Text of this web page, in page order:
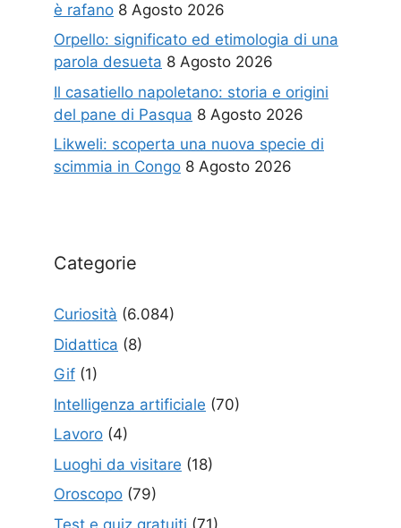
è rafano 8 Agosto 2026
Orpello: significato ed etimologia di una
parola desueta 8 Agosto 2026
Il casatiello napoletano: storia e origini
del pane di Pasqua 8 Agosto 2026
Likweli: scoperta una nuova specie di
scimmia in Congo 8 Agosto 2026
Categorie
Curiosità (6.084)
Didattica (8)
Gif (1)
Intelligenza artificiale (70)
Lavoro (4)
Luoghi da visitare (18)
Oroscopo (79)
Test e quiz gratuiti (71)